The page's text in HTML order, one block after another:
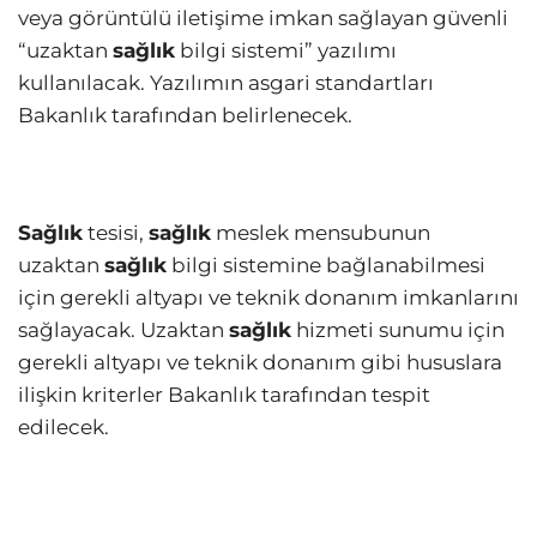
veya görüntülü iletişime imkan sağlayan güvenli
“uzaktan sağlık bilgi sistemi” yazılımı
kullanılacak. Yazılımın asgari standartları
Bakanlık tarafından belirlenecek.
Sağlık tesisi, sağlık meslek mensubunun
uzaktan sağlık bilgi sistemine bağlanabilmesi
için gerekli altyapı ve teknik donanım imkanlarını
sağlayacak. Uzaktan sağlık hizmeti sunumu için
gerekli altyapı ve teknik donanım gibi hususlara
ilişkin kriterler Bakanlık tarafından tespit
edilecek.